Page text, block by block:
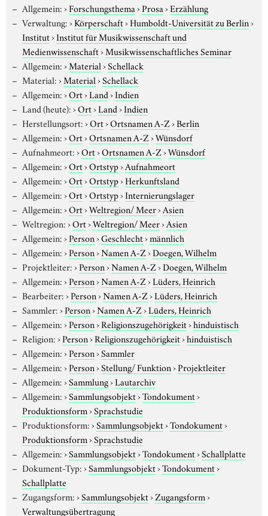
Allgemein:›Forschungsthema›Prosa›Erzählung
Verwaltung:›Körperschaft›Humboldt-Universität zu Berlin›
Institut›Institut für Musikwissenschaft und
Medienwissenschaft›Musikwissenschaftliches Seminar
Allgemein:›Material›Schellack
Material:›Material›Schellack
Allgemein:›Ort›Land›Indien
Land (heute):›Ort›Land›Indien
Herstellungsort:›Ort›Ortsnamen A-Z›Berlin
Allgemein:›Ort›Ortsnamen A-Z›Wünsdorf
Aufnahmeort:›Ort›Ortsnamen A-Z›Wünsdorf
Allgemein:›Ort›Ortstyp›Aufnahmeort
Allgemein:›Ort›Ortstyp›Herkunftsland
Allgemein:›Ort›Ortstyp›Internierungslager
Allgemein:›Ort›Weltregion/ Meer›Asien
Weltregion:›Ort›Weltregion/ Meer›Asien
Allgemein:›Person›Geschlecht›männlich
Allgemein:›Person›Namen A-Z›Doegen, Wilhelm
Projektleiter:›Person›Namen A-Z›Doegen, Wilhelm
Allgemein:›Person›Namen A-Z›Lüders, Heinrich
Bearbeiter:›Person›Namen A-Z›Lüders, Heinrich
Sammler:›Person›Namen A-Z›Lüders, Heinrich
Allgemein:›Person›Religionszugehörigkeit›hinduistisch
Religion:›Person›Religionszugehörigkeit›hinduistisch
Allgemein:›Person›Sammler
Allgemein:›Person›Stellung/ Funktion›Projektleiter
Allgemein:›Sammlung›Lautarchiv
Allgemein:›Sammlungsobjekt›Tondokument›
Produktionsform›Sprachstudie
Produktionsform:›Sammlungsobjekt›Tondokument›
Produktionsform›Sprachstudie
Allgemein:›Sammlungsobjekt›Tondokument›Schallplatte
Dokument-Typ:›Sammlungsobjekt›Tondokument›
Schallplatte
Zugangsform:›Sammlungsobjekt›Zugangsform›
Verwaltungsübertragung